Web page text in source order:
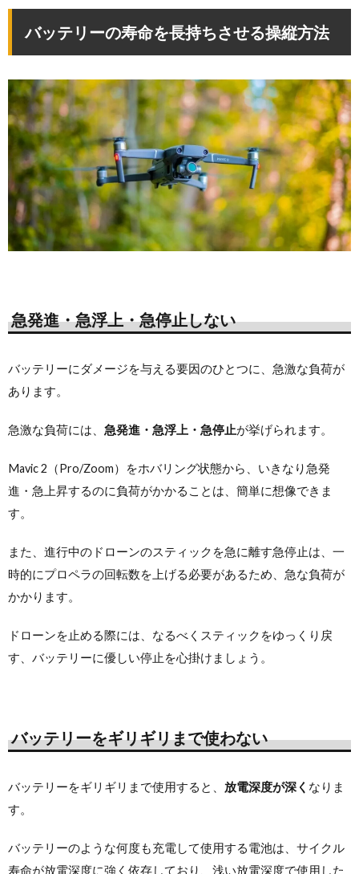
バッテリーの寿命を長持ちさせる操縦方法
急発進・急浮上・急停止しない
バッテリーにダメージを与える要因のひとつに、急激な負荷が
あります。
急激な負荷には、 急発進・急浮上・急停止が挙げられます。
Mavic 2（Pro/Zoom）をホバリング状態から、いきなり急発
進・急上昇するのに負荷がかかることは、簡単に想像できま
す。
また、進行中のドローンのスティックを急に離す急停止は、一
時的にプロペラの回転数を上げる必要があるため、急な負荷が
かかります。
ドローンを止める際には、なるべくスティックをゆっくり戻
す、バッテリーに優しい停止を心掛けましょう。
バッテリーをギリギリまで使わない
バッテリーをギリギリまで使用すると、 放電深度が深く なりま
す。
バッテリーのような何度も充電して使用する電池は、サイクル
寿命が放電深度に強く依存しており、浅い放電深度で使用した